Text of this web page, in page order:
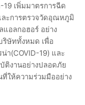
เพิ่มมาตรการฉีด
ละการตรวจวัดอุณหภูมิ
แอลกอฮอร์ อย่าง
ริษัททั้งหมด เพื่อ
า(COVID-19) และ
ติงานอย่างปลอดภัย
ให้ความร่วมมืออย่าง